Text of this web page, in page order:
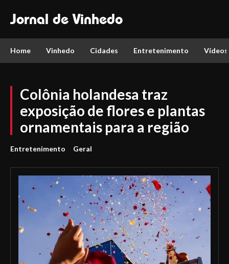
Jornal de Vinhedo
Home Vinhedo Cidades Entretenimento Vídeos
Colônia holandesa traz
exposição de flores e plantas
ornamentais para a região
Entretenimento Geral